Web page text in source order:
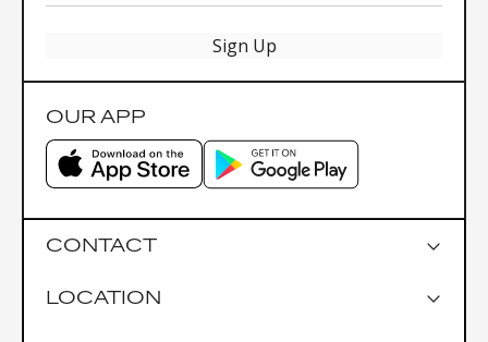
Sign Up
OUR APP
CONTACT
LOCATION